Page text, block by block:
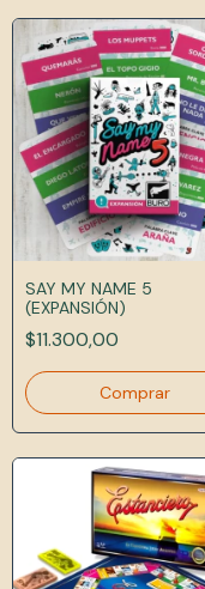
SAY MY NAME 5
(EXPANSIÓN)
$11.300,00